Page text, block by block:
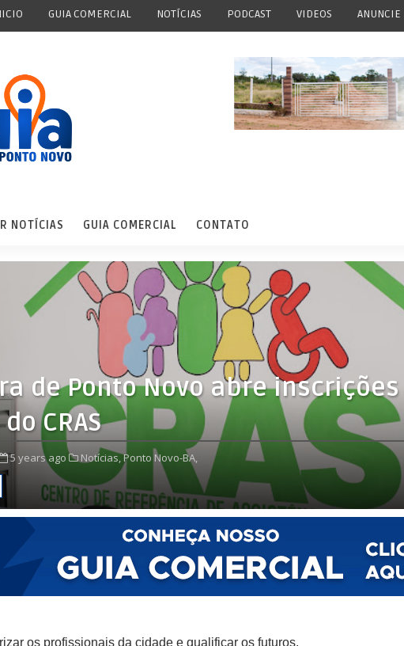
GUIA COMERCIAL NOTÍCIAS PODCAST VIDEOS ANUNCIE
NOTÍCIAS GUIA COMERCIAL CONTATO
de Ponto Novo abre
CRAS
5 years ago Notícias,Ponto Novo-BA,
os profissionais da cidade e qualificar os futuros.